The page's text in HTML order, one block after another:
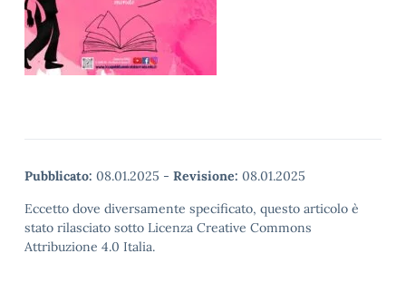
Pubblicato: 08.01.2025 - Revisione: 08.01.2025
Eccetto dove diversamente specificato, questo articolo è
stato rilasciato sotto Licenza Creative Commons
Attribuzione 4.0 Italia.